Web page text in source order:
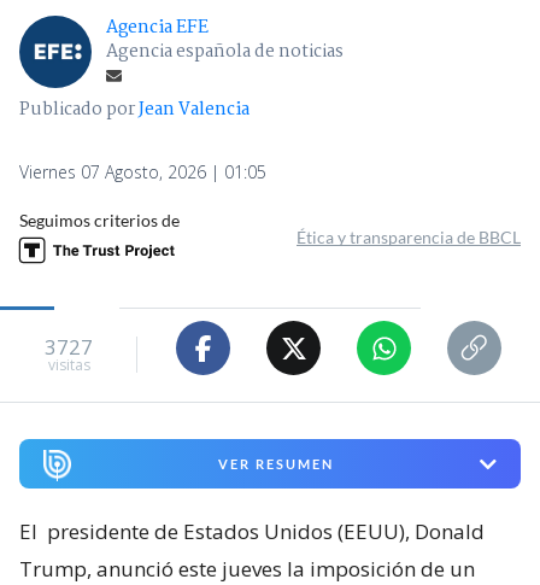
Agencia EFE
Agencia española de noticias
Publicado porJean Valencia
Viernes 07 Agosto, 2026 | 01:05
Seguimos criterios de
Ética y transparencia de BBCL
3727
visitas
VER RESUMEN
El presidente de Estados Unidos (EEUU), Donald
Trump, anunció este jueves la imposición de un